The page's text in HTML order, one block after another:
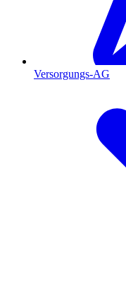
Versorgungs-AG